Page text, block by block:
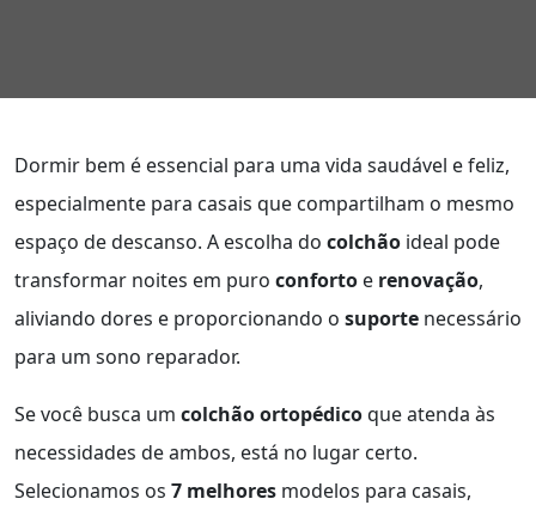
Dormir bem é essencial para uma vida saudável e feliz,
especialmente para casais que compartilham o mesmo
espaço de descanso. A escolha do colchão ideal pode
transformar noites em puro conforto e renovação,
aliviando dores e proporcionando o suporte necessário
para um sono reparador.
Se você busca um colchão ortopédicoque atenda às
necessidades de ambos, está no lugar certo.
Selecionamos os 7 melhores modelos para casais,